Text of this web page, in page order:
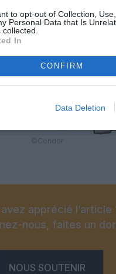
to opt-out of Collection,
Personal Data that Is
collected.
In
CONFIRM
Data Deletion
©Condor
apprécié l’article
nous, faites un
NOUS SOUTENIR